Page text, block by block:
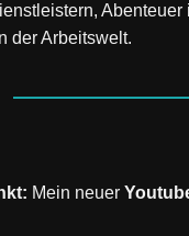
Abenteuer
der Arbeitswelt.
: Mein neuer